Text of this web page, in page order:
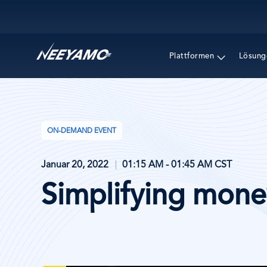
Plattformen
ON-DEMAND EVENT
Januar 20, 2022 01:15 AM - 01:45 AM CST
Simplifying